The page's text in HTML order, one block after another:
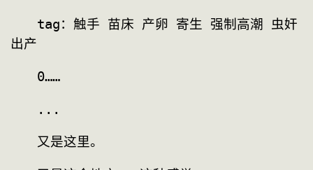
tag：触手 苗床 产卵 寄生 强制高潮 虫奸
出产
0……
...
又是这里。